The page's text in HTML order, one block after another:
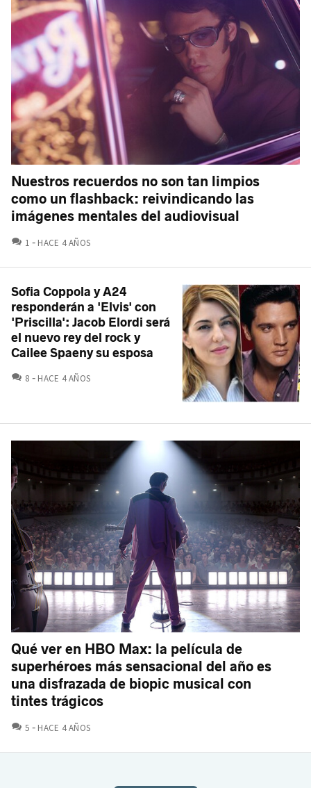
Nuestros recuerdos no son tan limpios
como un flashback: reivindicando las
imágenes mentales del audiovisual
1 COMENTARIOS
HACE 4 AÑOS
Sofia Coppola y A24
responderán a 'Elvis' con
'Priscilla': Jacob Elordi será
el nuevo rey del rock y
Cailee Spaeny su esposa
8 COMENTARIOS
HACE 4 AÑOS
Qué ver en HBO Max: la película de
superhéroes más sensacional del año es
una disfrazada de biopic musical con
tintes trágicos
5 COMENTARIOS
HACE 4 AÑOS